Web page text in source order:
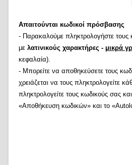
Απαιτούνται κωδικοί πρόσβασης
- Παρακαλούμε πληκτρολογήστε τους
με λατινικούς χαρακτήρες - μικρά
κεφαλαία).
- Μπορείτε να αποθηκεύσετε τους
χρειάζεται να τους πληκτρολογείτε
πληκτρολογείτε τους κωδικούς σας
«Αποθήκευση κωδικών» και το